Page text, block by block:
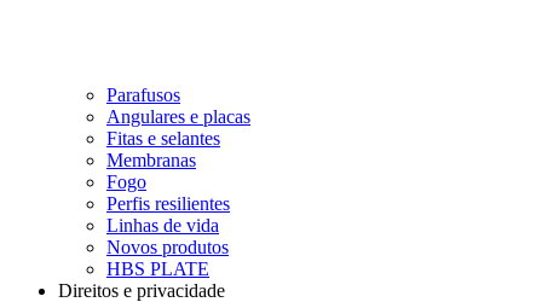
Parafusos
Angulares e placas
Fitas e selantes
Membranas
Fogo
Perfis resilientes
Linhas de vida
Novos produtos
HBS PLATE
Direitos e privacidade